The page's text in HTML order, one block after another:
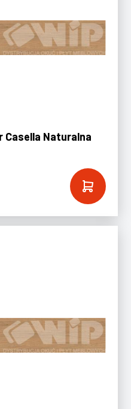
Casella Naturalna